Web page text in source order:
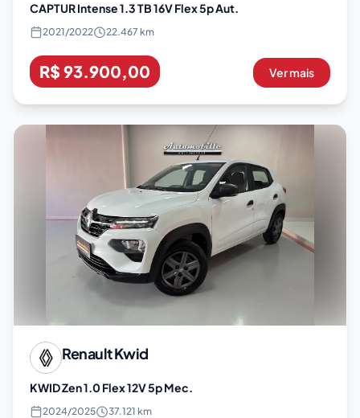
CAPTUR Intense 1.3 TB 16V Flex 5p Aut.
2021/2022 22.467 km
R$ 93.900,00 Ver mais
RenaultKwid
KWID Zen 1.0 Flex 12V 5p Mec.
2024/2025 37.121 km